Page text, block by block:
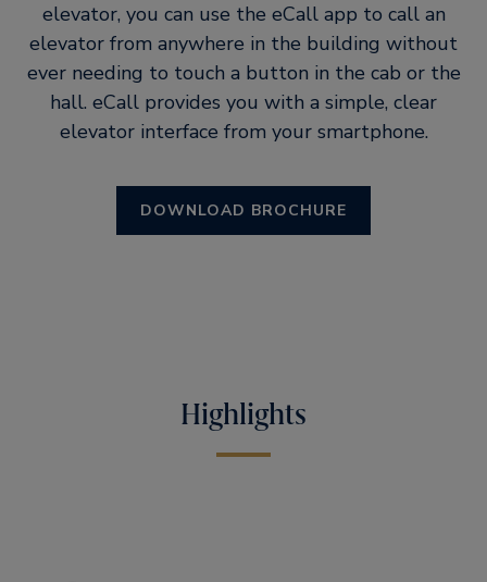
elevator, you can use the eCall app to call an
elevator from anywhere in the building without
ever needing to touch a button in the cab or the
hall. eCall provides you with a simple, clear
elevator interface from your smartphone.
DOWNLOAD BROCHURE
Highlights